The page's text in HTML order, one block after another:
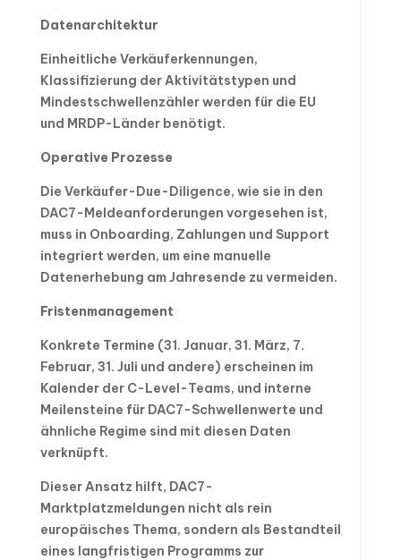
Datenarchitektur
Einheitliche Verkäuferkennungen,
Klassifizierung der Aktivitätstypen und
Mindestschwellenzähler werden für die EU
und MRDP-Länder benötigt.
Operative Prozesse
Die Verkäufer-Due-Diligence, wie sie in den
DAC7-Meldeanforderungen vorgesehen ist,
muss in Onboarding, Zahlungen und Support
integriert werden, um eine manuelle
Datenerhebung am Jahresende zu vermeiden.
Fristenmanagement
Konkrete Termine (31. Januar, 31. März, 7.
Februar, 31. Juli und andere) erscheinen im
Kalender der C-Level-Teams, und interne
Meilensteine für DAC7-Schwellenwerte und
ähnliche Regime sind mit diesen Daten
verknüpft.
Dieser Ansatz hilft, DAC7-
Marktplatzmeldungen nicht als rein
europäisches Thema, sondern als Bestandteil
eines langfristigen Programms zur